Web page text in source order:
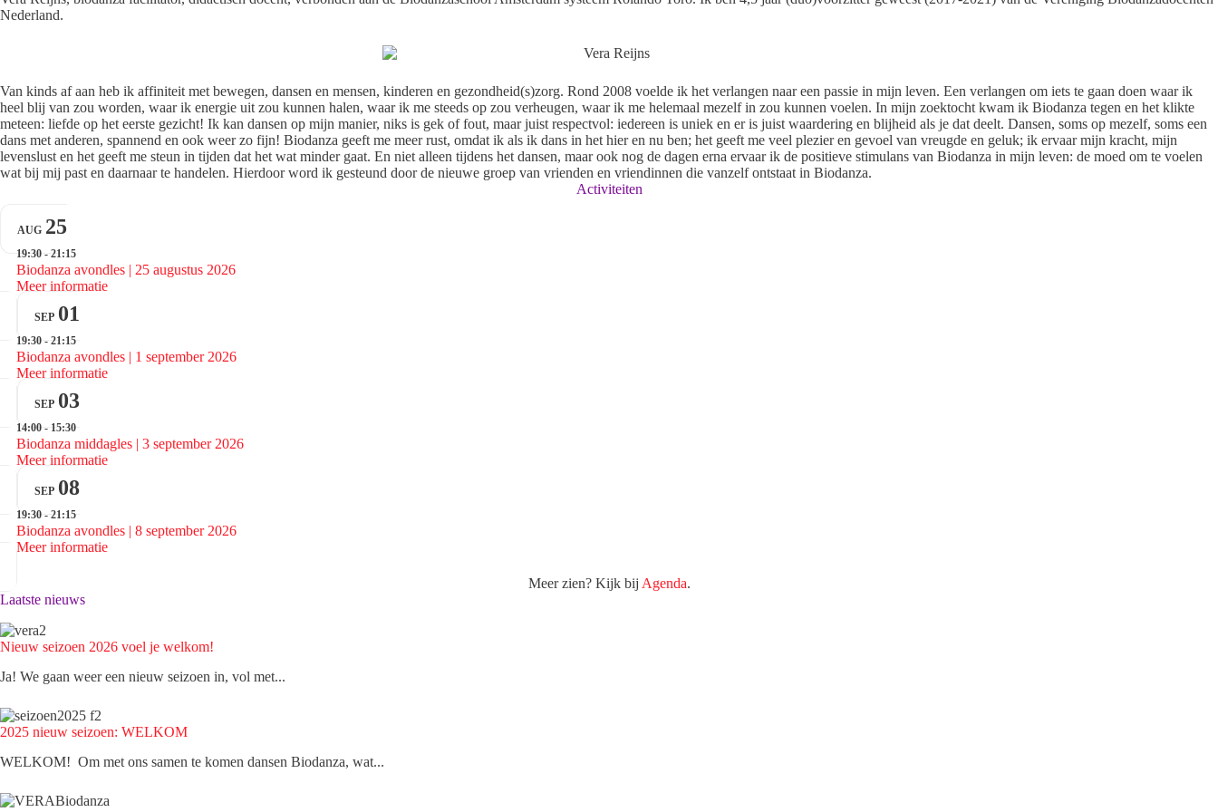
Nederland.
Van kinds af aan heb ik affiniteit met bewegen, dansen en mensen, kinderen en gezondheid(s)zorg. Rond 2008 voelde ik het verlangen naar een passie in mijn leven. Een verlangen om iets te gaan doen waar ik
heel blij van zou worden, waar ik energie uit zou kunnen halen, waar ik me steeds op zou verheugen, waar ik me helemaal mezelf in zou kunnen voelen. In mijn zoektocht kwam ik Biodanza tegen en het klikte
meteen: liefde op het eerste gezicht! Ik kan dansen op mijn manier, niks is gek of fout, maar juist respectvol: iedereen is uniek en er is juist waardering en blijheid als je dat deelt. Dansen, soms op mezelf, soms een
dans met anderen, spannend en ook weer zo fijn! Biodanza geeft me meer rust, omdat ik als ik dans in het hier en nu ben; het geeft me veel plezier en gevoel van vreugde en geluk; ik ervaar mijn kracht, mijn
levenslust en het geeft me steun in tijden dat het wat minder gaat. En niet alleen tijdens het dansen, maar ook nog de dagen erna ervaar ik de positieve stimulans van Biodanza in mijn leven: de moed om te voelen
wat bij mij past en daarnaar te handelen. Hierdoor word ik gesteund door de nieuwe groep van vrienden en vriendinnen die vanzelf ontstaat in Biodanza.
Activiteiten
AUG 25
19:30 - 21:15
Biodanza avondles | 25 augustus 2026
Meer informatie
SEP 01
19:30 - 21:15
Biodanza avondles | 1 september 2026
Meer informatie
SEP 03
14:00 - 15:30
Biodanza middagles | 3 september 2026
Meer informatie
SEP 08
19:30 - 21:15
Biodanza avondles | 8 september 2026
Meer informatie
Meer zien? Kijk bij Agenda.
Laatste nieuws
Nieuw seizoen 2026 voel je welkom!
Ja! We gaan weer een nieuw seizoen in, vol met...
2025 nieuw seizoen: WELKOM
WELKOM! Om met ons samen te komen dansen Biodanza, wat...